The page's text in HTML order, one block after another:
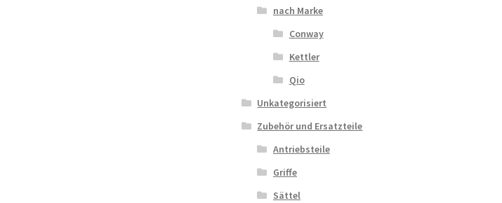
nach Marke
Conway
Kettler
Qio
Unkategorisiert
Zubehör und Ersatzteile
Antriebsteile
Griffe
Sättel